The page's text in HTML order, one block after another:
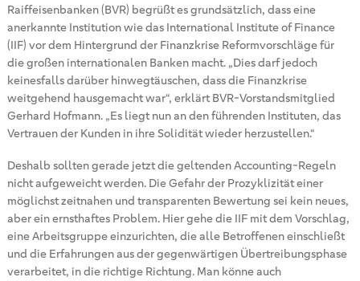
Raiffeisenbanken (BVR) begrüßt es grundsätzlich, dass eine
anerkannte Institution wie das International Institute of Finance
(IIF) vor dem Hintergrund der Finanzkrise Reformvorschläge für
die großen internationalen Banken macht. „Dies darf jedoch
keinesfalls darüber hinwegtäuschen, dass die Finanzkrise
weitgehend hausgemacht war“, erklärt BVR-Vorstandsmitglied
Gerhard Hofmann. „Es liegt nun an den führenden Instituten, das
Vertrauen der Kunden in ihre Solidität wieder herzustellen.“
Deshalb sollten gerade jetzt die geltenden Accounting-Regeln
nicht aufgeweicht werden. Die Gefahr der Prozyklizität einer
möglichst zeitnahen und transparenten Bewertung sei kein neues,
aber ein ernsthaftes Problem. Hier gehe die IIF mit dem Vorschlag,
eine Arbeitsgruppe einzurichten, die alle Betroffenen einschließt
und die Erfahrungen aus der gegenwärtigen Übertreibungsphase
verarbeitet, in die richtige Richtung. Man könne auch